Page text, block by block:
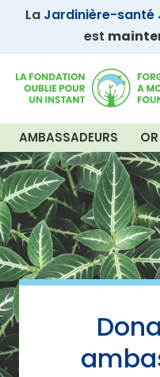
La Jardinière-santé
est
AMBASSADEURS OR